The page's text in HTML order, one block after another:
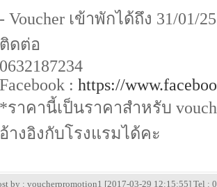
- Voucher เข้าพักได้ถึง 31/01/
ติดต่อ
0632187234
Facebook : https://
*ราคานี้เป็นราคาสำหรับ
อ้างอิงกับโรงแรมได้คะ
by : voucherpromotion1 [2017-03-29 12:15:55] Tel :